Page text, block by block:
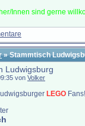
Innen sind gerne
» Stammtisch
Ludwigsburg
von Volker
LEGO Fans!